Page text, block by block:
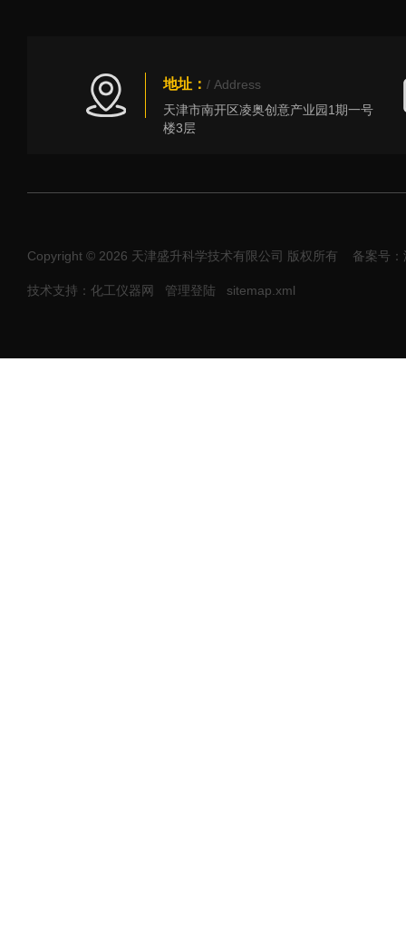
地址： / Address
天津市南开区凌奥创意产业园1期一号
楼3层
Copyright © 2026 天津盛升科学技术有限公司 版权所有 备案号
技术支持：化工仪器网 管理登陆 sitemap.xml